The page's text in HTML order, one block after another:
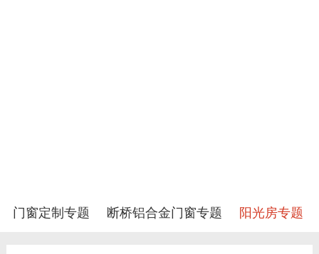
门窗定制专题 断桥铝合金门窗专题 阳光房专题